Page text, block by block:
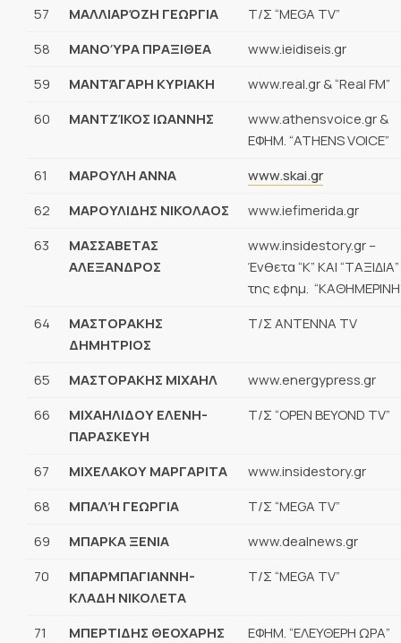
57
ΜΑΛΛΙΑΡΌΖΗ ΓΕΩΡΓΙΑ
Τ/Σ “MEGA TV”
58
ΜΑΝΟΎΡΑ ΠΡΑΞΙΘΕΑ
www.ieidiseis.gr
59
ΜΑΝΤΆΓΑΡΗ ΚΥΡΙΑΚΗ
www.real.gr & “Real FM”
60
ΜΑΝΤΖΊΚΟΣ ΙΩΑΝΝΗΣ
www.athensvoice.gr &
ΕΦΗΜ. “ATHENS VOICE”
61
ΜΑΡΟΥΛΗ ΑΝΝΑ
www.skai.gr
62
ΜΑΡΟΥΛΙΔΗΣ ΝΙΚΟΛΑΟΣ
www.iefimerida.gr
63
ΜΑΣΣΑΒΕΤΑΣ
ΑΛΕΞΑΝΔΡΟΣ
www.insidestory.gr –
Ένθετα “Κ” ΚΑΙ “ΤΑΞΙΔΙΑ”
της εφημ.
64
ΜΑΣΤΟΡΑΚΗΣ
ΔΗΜΗΤΡΙΟΣ
Τ/Σ ΑΝΤΕΝΝΑ TV
65 ΜΑΣΤΟΡΑΚΗΣ ΜΙΧΑΗΛ
www.energypress.gr
66
ΜΙΧΑΗΛΙΔΟΥ ΕΛΕΝΗ-
ΠΑΡΑΣΚΕΥΗ
Τ/Σ “OPEN BEYOND TV”
67 ΜΙΧΕΛΑΚΟΥ ΜΑΡΓΑΡΙΤΑ
www.insidestory.gr
68
ΜΠΑΛΉ ΓΕΩΡΓΙΑ
Τ/Σ “MEGA TV”
69
ΜΠΑΡΚΑ ΞΕΝΙΑ
www.dealnews.gr
70
ΜΠΑΡΜΠΑΓΙΑΝΝΗ-
ΚΛΑΔΗ ΝΙΚΟΛΕΤΑ
Τ/Σ “MEGA TV”
71 ΜΠΕΡΤΙΔΗΣ ΘΕΟΧΑΡΗΣ
ΕΦΗΜ. “ΕΛΕΥΘΕΡΗ ΩΡΑ”